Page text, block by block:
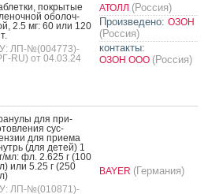
пок­ры­тые
обо­лоч­
2.5 мг: 60 или 120
ЛП-№(004773)-
RU) от 04.03.24
АТОЛЛ (Россия)
Произведено: ОЗОН
(Россия)
контакты:
ОЗОН ООО (Россия)
для при­
сус­
для при­ема
(для де­тей) 1
мл: фл. 2.625 г (100
или 5.25 г (250
ЛП-№(010871)-
BAYER (Германия)